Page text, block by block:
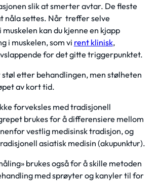
slik at smerter avtar. De fleste
nåla settes. Når treffer selve
kan du kjenne en kjapp
i muskelen, som vi rent klinisk,
for det gitte triggerpunktet.
støl etter behandlingen, men stølheten
av kort tid.
forveksles med tradisjonell
brukes for å differensiere mellom
vestlig medisinsk tradisjon, og
asiatisk medisin (akupunktur).
brukes også for å skille metoden
med sprøyter og kanyler til for